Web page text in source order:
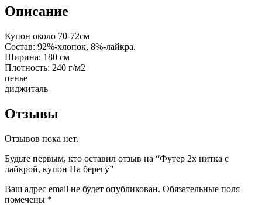
Описание
Купон около 70-72см
Состав: 92%-хлопок, 8%-лайкра.
Ширина: 180 см
Плотность: 240 г/м2
пенье
диджиталь
Отзывы
Отзывов пока нет.
Будьте первым, кто оставил отзыв на “Футер 2х нитка с
лайкрой, купон На берегу”
Ваш адрес email не будет опубликован. Обязательные поля
помечены *